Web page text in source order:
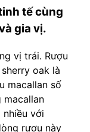
tế cùng
gia vị.
vị trái. Rượu
oak là
macallan số
macallan
với
rượu này